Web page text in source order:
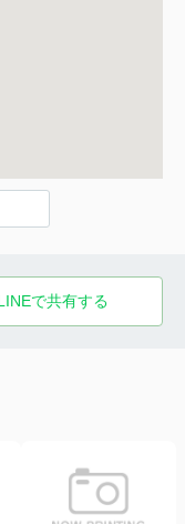
で共有する